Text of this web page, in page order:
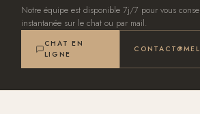
Notre équipe est disponible 7j/7 pour vous
instantanée sur le chat ou par mail.
CHAT EN
LIGNE